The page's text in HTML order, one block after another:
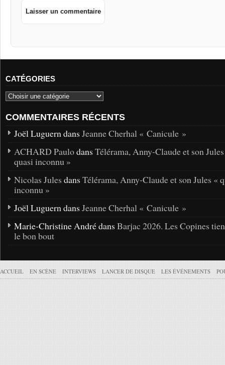
CATÉGORIES
COMMENTAIRES RÉCENTS
Joël Luguern dans Jeanne Cherhal « Canicule »
ACHARD Paulodans Télérama, Anny-Claude et son
quasi inconnu »
Nicolas Jules dans Télérama, Anny-Claude et son Jules «
inconnu »
Joël Luguern dans Jeanne Cherhal « Canicule »
Marie-Christine André dans Barjac 2026. Les Copines
le bon bout
ACCUEIL EN SCÈNE INTERVIEWS LANCER DE DISQUE LES ÉVÉNEMENTS